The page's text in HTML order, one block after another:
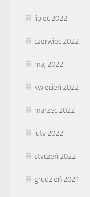
lipiec 2022
czerwiec 2022
maj 2022
kwiecień 2022
marzec 2022
luty 2022
styczeń 2022
grudzień 2021